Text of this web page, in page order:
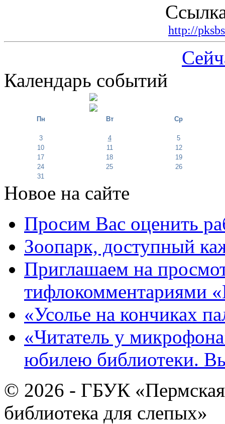
http://
Календарь событий
Пн Вт Ср
3 4
5
10
11
12
17
18
19
24
25
26
31
Новое на сайте
Просим Вас оценить
Зоопарк, доступный
Приглашаем на
тифлокомментариями
«Усолье на кончиках
«Читатель у
юбилею библиотеки.
© 2026 - ГБУК «Пермская
библиотека для слепых»